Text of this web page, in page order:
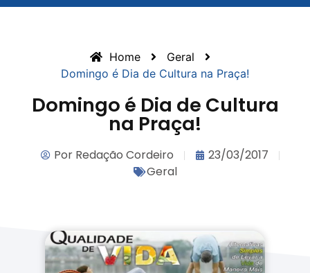
Home
Geral
Domingo é Dia de Cultura na Praça!
Domingo é Dia de Cultura
na Praça!
Por Redação Cordeiro
23/03/2017
Geral